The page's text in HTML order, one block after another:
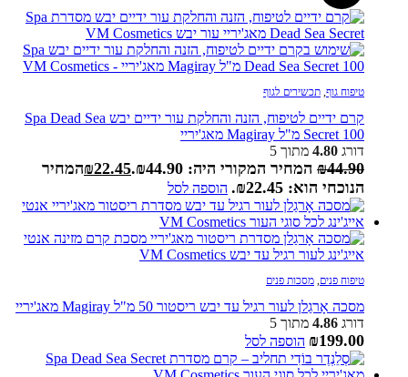
טיפוח גוף, תכשירים לגוף
קרם ידיים לטיפוח, הזנה והחלקת עור ידיים יבש Spa Dead Sea
Secret 100 מ"ל Magiray מאג'יריי
דורג 4.80 מתוך 5
₪44.90 המחיר המקורי היה: ₪44.90. ₪22.45 המחיר
הנוכחי הוא: ₪22.45.
הוספה לסל
טיפוח פנים, מסכות פנים
מסכה אָרגַלן לעור רגיל עד יבש ריסטור 50 מ"ל Magiray מאג'יריי
דורג 4.86 מתוך 5
₪199.00 הוספה לסל